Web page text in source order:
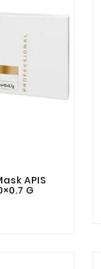
APIS
G